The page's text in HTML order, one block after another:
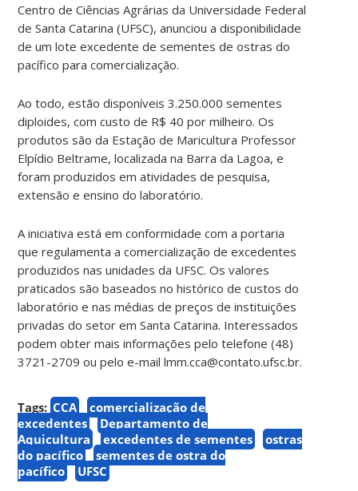
Centro de Ciências Agrárias da Universidade Federal
de Santa Catarina (UFSC), anunciou a disponibilidade
de um lote excedente de sementes de ostras do
pacífico para comercialização.
Ao todo, estão disponíveis 3.250.000 sementes
diploides, com custo de R$ 40 por milheiro. Os
produtos são da Estação de Maricultura Professor
Elpídio Beltrame, localizada na Barra da Lagoa, e
foram produzidos em atividades de pesquisa,
extensão e ensino do laboratório.
A iniciativa está em conformidade com a portaria
que regulamenta a comercialização de excedentes
produzidos nas unidades da UFSC. Os valores
praticados são baseados no histórico de custos do
laboratório e nas médias de preços de instituições
privadas do setor em Santa Catarina. Interessados
podem obter mais informações pelo telefone (48)
3721-2709 ou pelo e-mail lmm.cca@contato.ufsc.br.
Tags: CCA
comercialização de
excedentes
Departamento de
Aquicultura
excedentes de sementes
ostras
do pacífico
sementes de ostra do
pacífico
UFSC